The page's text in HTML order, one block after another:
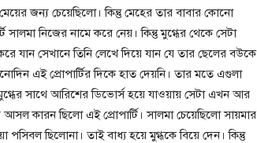
জন্য চেয়েছিলো। কিন্তু মেহের তার বাবার কোনো
সালমা নিজের নামে করে নেয়। কিন্তু মুগ্ধের থেকে সেটা
সেখানে তিনি লেখে দিয়ে যান যে তার ছেলের বউকে
এই প্রোপার্টির দিকে হাত দেয়নি। তার মতে এগুলা
সাথে আরিশের ডিভোর্স হয়ে যাওয়ায় সেটা এখন আর
কারন ছিলো এই প্রোপার্টি। সালমা চেয়েছিলো সায়মার
পসিবল ছিলোনা। তাই বাধ্য হয়ে মুগ্ধকে বিয়ে দেন। কিন্তু